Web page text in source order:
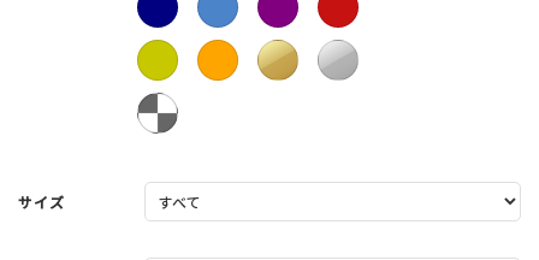
サイズ